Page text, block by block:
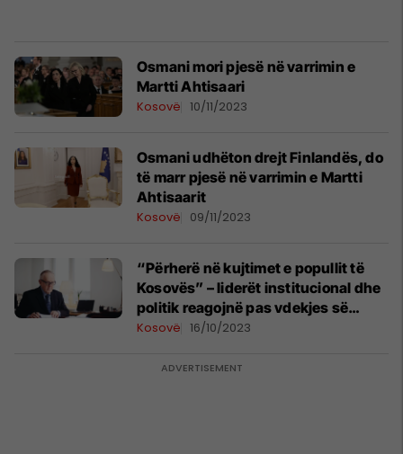
Osmani mori pjesë në varrimin e
Martti Ahtisaari
Kosovë 10/11/2023
Osmani udhëton drejt Finlandës, do
të marr pjesë në varrimin e Martti
Ahtisaarit
Kosovë 09/11/2023
“Përherë në kujtimet e popullit të
Kosovës” – liderët institucional dhe
politik reagojnë pas vdekjes së
Martti Ahtisaarit
Kosovë 16/10/2023